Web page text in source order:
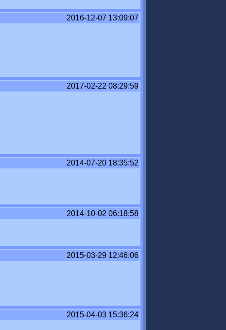
2016-12-07 13:09:07
2017-02-22 08:29:59
2014-07-20 18:35:52
2014-10-02 06:18:58
2015-03-29 12:46:06
2015-04-03 15:36:24